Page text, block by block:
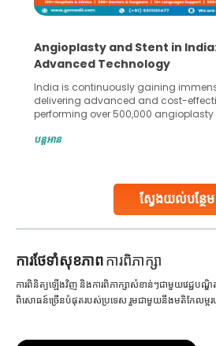
ស្វែងយល់បន្ថែម
Angioplasty and Stent in
Advanced Technology
India is continuously gaining
delivering advanced and cost-
performing over 500,000
globe are searching for treatments
Studies, such as one published
បន្តអាន
ការ​ថែទាំ​សុខភាពការពិភាក្សា
ការពិនិត្យឡើងវិញ និងការពិភាក្សាសំខាន់ៗជាមួយវេជ្ជប
ពិសោធន៍ច្រើនបំផុតរបស់ប្រទេស រួមជាមួយនឹងមតិកែលម្អ